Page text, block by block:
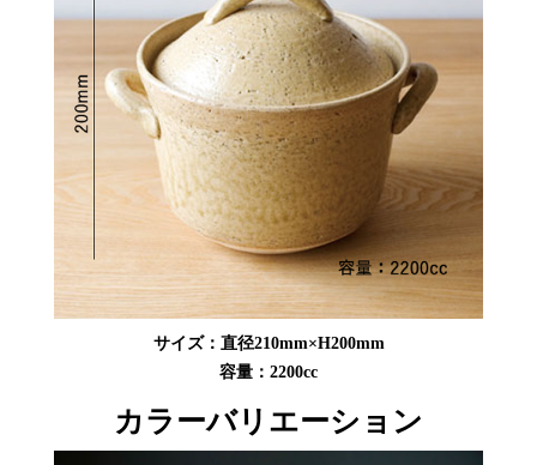
サイズ：直径210mm×H200mm
容量：2200cc
カラーバリエーション